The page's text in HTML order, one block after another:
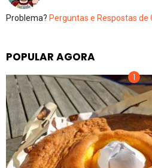
Problema? Perguntas e Respostas de
POPULAR AGORA